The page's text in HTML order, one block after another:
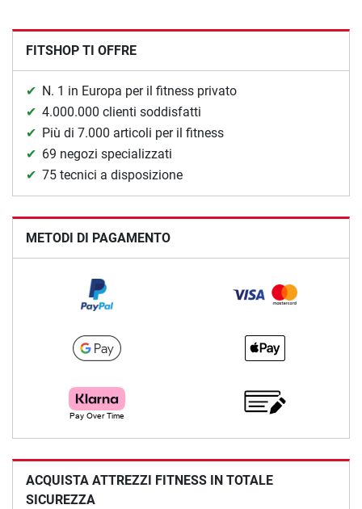
FITSHOP TI OFFRE
N. 1 in Europa per il fitness privato
4.000.000 clienti soddisfatti
Più di 7.000 articoli per il fitness
69 negozi specializzati
75 tecnici a disposizione
METODI DI PAGAMENTO
ACQUISTA ATTREZZI FITNESS IN TOTALE
SICUREZZA